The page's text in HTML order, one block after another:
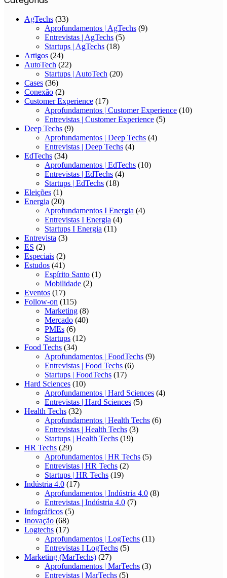
AgTechs (33)
Aprofundamentos | AgTechs (9)
Entrevistas | AgTechs (5)
Startups | AgTechs (18)
Artigos (24)
AutoTech (22)
Startups | AutoTech (20)
Cases (36)
Conexão (2)
Customer Experience (17)
Aprofundamentos | Customer Experience (10)
Entrevistas | Customer Experience (5)
Deep Techs (9)
Aprofundamentos | Deep Techs (4)
Entrevistas | Deep Techs (4)
EdTechs (34)
Aprofundamentos | EdTechs (10)
Entrevistas | EdTechs (4)
Startups | EdTechs (18)
Eleições (1)
Energia (20)
Aprofundamentos I Energia (4)
Entrevistas I Energia (4)
Startups I Energia (11)
Entrevista (3)
ES (2)
Especiais (2)
Estudos (41)
Espírito Santo (1)
Mobilidade (2)
Eventos (17)
Follow-on (115)
Marketing (8)
Mercado (40)
PMEs (6)
Startups (12)
Food Techs (34)
Aprofundamentos | FoodTechs (9)
Entrevistas | Food Techs (6)
Startups | FoodTechs (17)
Hard Sciences (10)
Aprofundamentos | Hard Sciences (4)
Entrevistas | Hard Sciences (5)
Health Techs (32)
Aprofundamentos | Health Techs (6)
Entrevistas | Health Techs (3)
Startups | Health Techs (19)
HR Techs (29)
Aprofundamentos | HR Techs (5)
Entrevistas | HR Techs (2)
Startups | HR Techs (19)
Indústria 4.0 (17)
Aprofundamentos | Indústria 4.0 (8)
Entrevistas | Indústria 4.0 (7)
Infográficos (5)
Inovação (68)
Logtechs (17)
Aprofundamentos | LogTechs (11)
Entrevistas I LogTechs (5)
Marketing (MarTechs) (27)
Aprofundamentos | MarTechs (3)
Entrevistas | MarTechs (5)